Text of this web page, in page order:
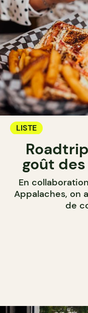
LISTE
goût
En
Appalaches, on
de